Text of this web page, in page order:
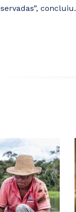
concluiu.